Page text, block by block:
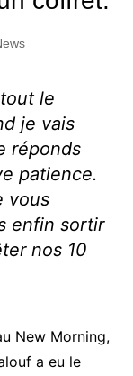
le
je vais
réponds
patience.
vous
enfin sortir
nos 10
New Morning,
a eu le